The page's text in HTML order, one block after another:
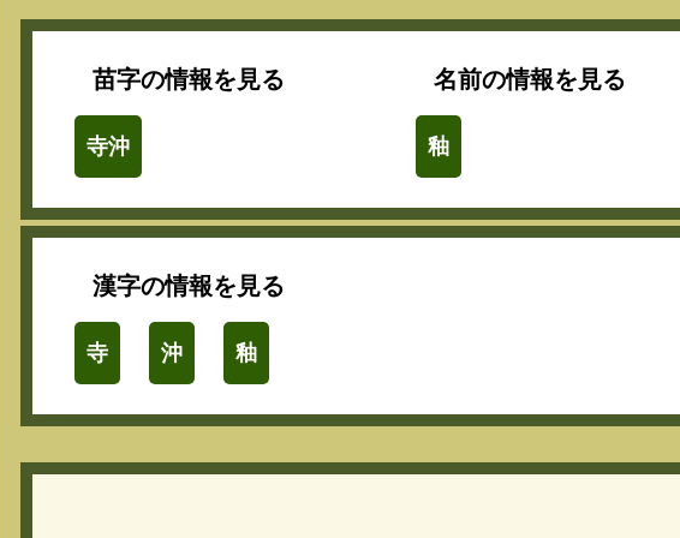
苗字の情報を見る
寺沖
名前の情報を見る
釉
漢字の情報を見る
寺 沖 釉